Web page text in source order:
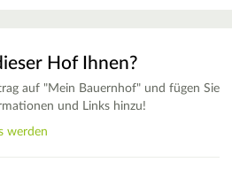
Hof Ihnen?
auf "Mein Bauernhof" und fügen Sie
und Links hinzu!
werden